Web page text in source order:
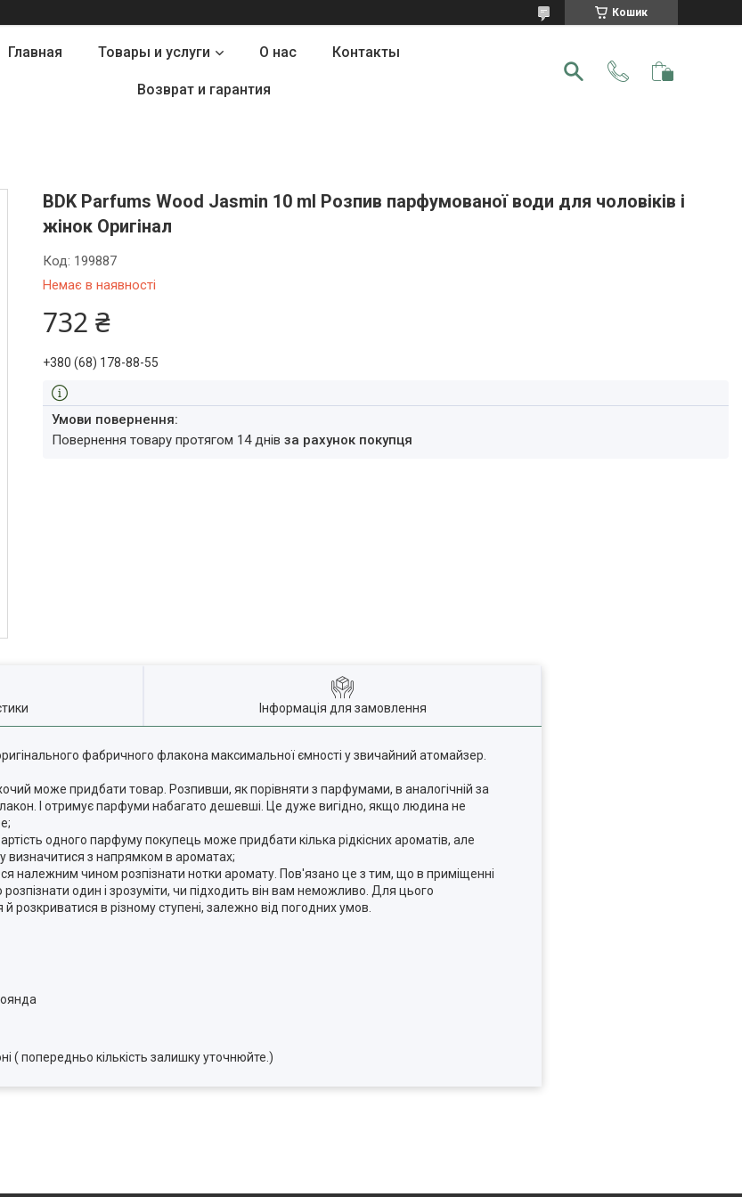
Кошик
Главная Товары и услуги О нас Контакты
Возврат и гарантия
BDK Parfums Wood Jasmin 10 ml Розпив парфумованої води для чоловіків і
жінок Оригінал
Немає в наявності
Код: 199887
732 ₴
+380 (68) 178-88-55
повернення товару протягом 14 днівза рахунок покупця
Інформація для замовлення
фабричного флакона максимальної ємності у звичайний атомайзер.
може придбати товар. Розпивши, як порівняти з парфумами, в аналогічній за
І отримує парфуми набагато дешевші. Це дуже вигідно, якщо людина не
одного парфуму покупець може придбати кілька рідкісних ароматів, але
визначитися з напрямком в ароматах;
належним чином розпізнати нотки аромату. Пов'язано це з тим, що в приміщенні
розпізнати один і зрозуміти, чи підходить він вам неможливо. Для цього
в різному ступені, залежно від погодних умов.
( попередньо кількість залишку уточнюйте.)